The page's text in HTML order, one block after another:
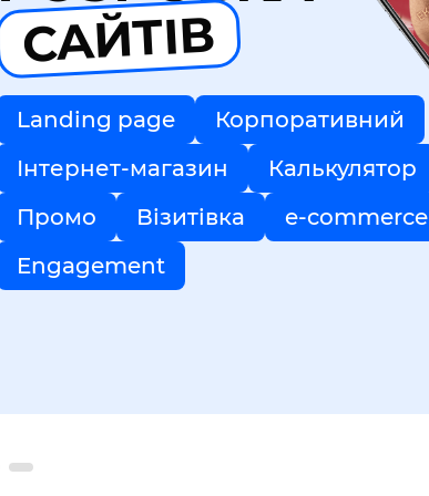
САЙТІВ
Landing page
Корпоративний
Інтернет-магазин
Калькулятор
Промо
Візитівка
e-commerce
Engagement